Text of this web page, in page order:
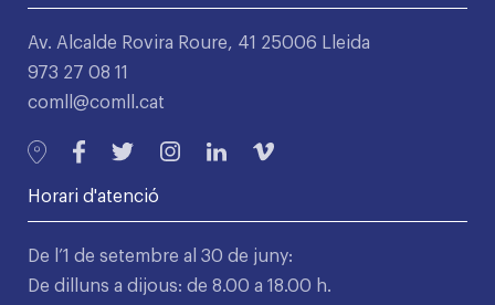
Av. Alcalde Rovira Roure, 41 25006 Lleida
973 27 08 11
comll@comll.cat
Horari d'atenció
De l’1 de setembre al 30 de juny:
De dilluns a dijous: de 8.00 a 18.00 h.